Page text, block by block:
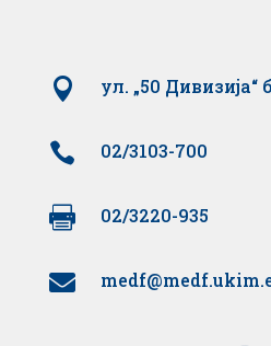
 ул. „50 Дивизија“
 02/3103-700
 02/3220-935
